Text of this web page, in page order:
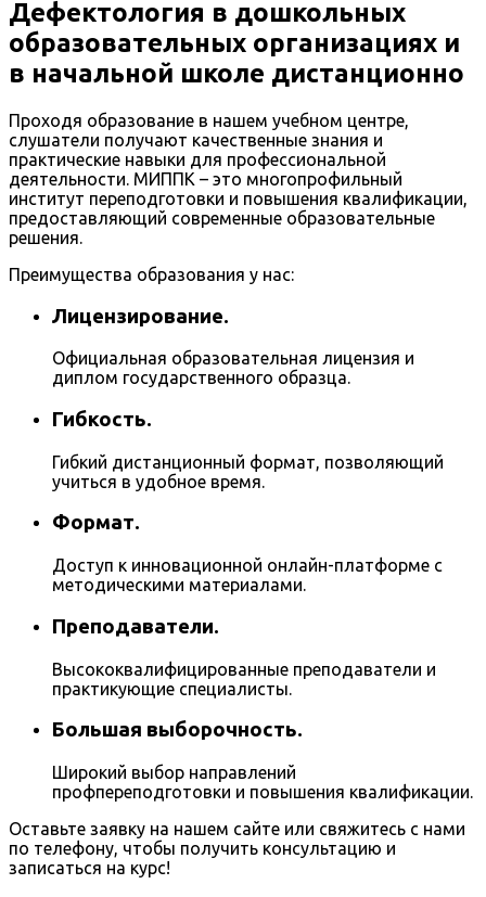
Дефектология в дошкольных
образовательных организациях и
в начальной школе дистанционно
Проходя образование в нашем учебном центре,
слушатели получают качественные знания и
практические навыки для профессиональной
деятельности. МИППК – это многопрофильный
институт переподготовки и повышения квалификации,
предоставляющий современные образовательные
решения.
Преимущества образования у нас:
Лицензирование.
Официальная образовательная лицензия и
диплом государственного образца.
Гибкость.
Гибкий дистанционный формат, позволяющий
учиться в удобное время.
Формат.
Доступ к инновационной онлайн-платформе с
методическими материалами.
Преподаватели.
Высококвалифицированные преподаватели и
практикующие специалисты.
Большая выборочность.
Широкий выбор направлений
профпереподготовки и повышения квалификации.
Оставьте заявку на нашем сайте или свяжитесь с нами
по телефону, чтобы получить консультацию и
записаться на курс!